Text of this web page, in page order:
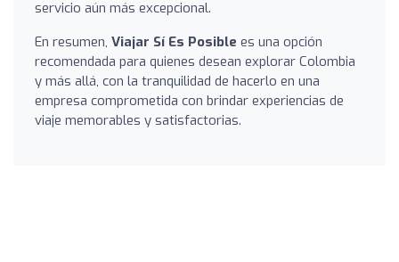
servicio aún más excepcional.
En resumen, Viajar Sí Es Posible es una opción
recomendada para quienes desean explorar Colombia
y más allá, con la tranquilidad de hacerlo en una
empresa comprometida con brindar experiencias de
viaje memorables y satisfactorias.